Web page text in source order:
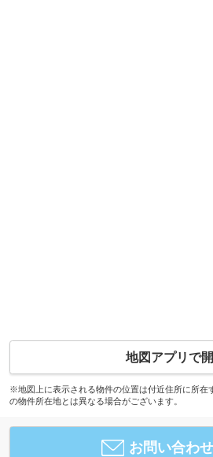
地図アプリで開
※地図上に表示される物件の位置は付近住所に所在
の物件所在地とは異なる場合がございます。
お問い合わ